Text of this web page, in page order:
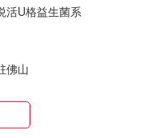
活U格益生菌系
佛山